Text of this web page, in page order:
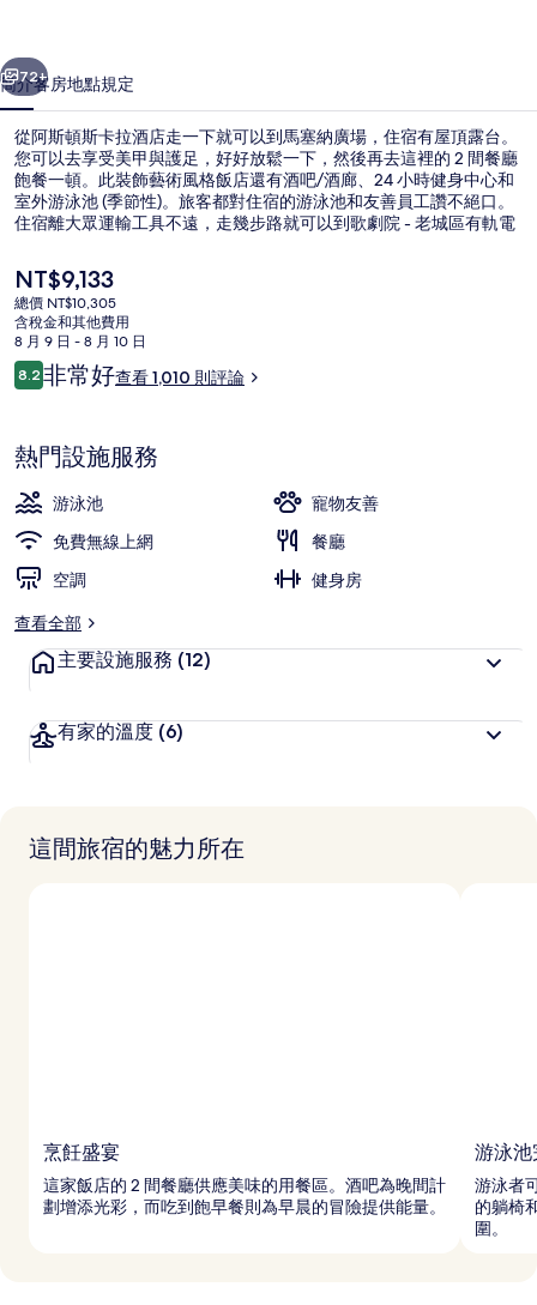
店
的
相
片
集
個 下一個
72+
簡介客房地點規定
從阿斯頓斯卡拉酒店走一下就可以到馬塞納廣場，住宿有屋頂露台。
您可以去享受美甲與護足，好好放鬆一下，然後再去這裡的 2 間餐廳
飽餐一頓。此裝飾藝術風格飯店還有酒吧/酒廊、24 小時健身中心和
室外游泳池 (季節性)。旅客都對住宿的游泳池和友善員工讚不絕口。
住宿離大眾運輸工具不遠，走幾步路就可以到歌劇院 - 老城區有軌電
目
前
的
價
格
是
NT$9,133
總價 NT$10,305
含稅金和其他費用
8 月 9 日 - 8 月 10 日
評
論
8.28.2 分，滿分 10 分，
非常好查看 1,010 則評論
熱門設施服務
游泳池
寵物友善
免費無線上網
餐廳
空調
健身房
查看全部
主要設施服務 (12)
有家的溫度 (6)
這間旅宿的魅力所在
烹飪盛宴
這家飯店的 2 間餐廳供應美味的用餐區。酒吧為晚間計
劃增添光彩，而吃到飽早餐則為早晨的冒險提供能量。
游泳池
游泳者
的躺椅
圍。